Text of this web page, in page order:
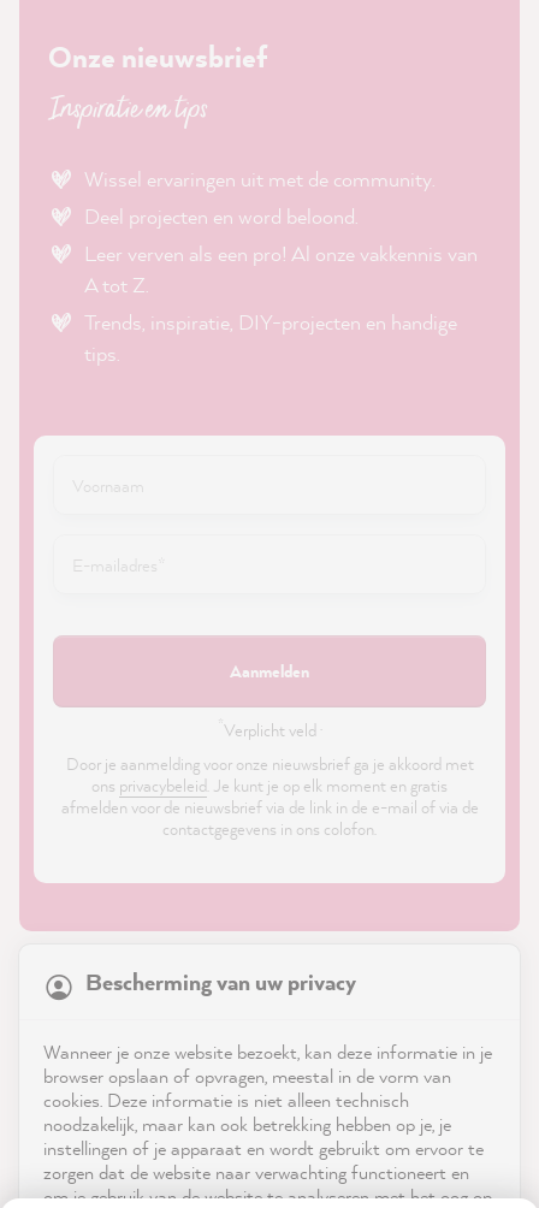
Onze nieuwsbrief
Inspiratie en tips
Wissel ervaringen uit met de community.
Deel projecten en word beloond.
Leer verven als een pro! Al onze vakkennis van
A tot Z.
Trends, inspiratie, DIY-projecten en handige
tips.
Aanmelden
Verplicht veld ·
Door je aanmelding voor onze nieuwsbrief ga je akkoord met
ons privacybeleid. Je kunt je op elk moment en gratis
afmelden voor de nieuwsbrief via de link in de e-mail of via de
contactgegevens in ons colofon.
Service
Neem contact op met
Bescherming van uw privacy
Wanneer je onze website bezoekt, kan deze informatie in je
browser opslaan of opvragen, meestal in de vorm van
cookies. Deze informatie is niet alleen technisch
noodzakelijk, maar kan ook betrekking hebben op je, je
instellingen of je apparaat en wordt gebruikt om ervoor te
zorgen dat de website naar verwachting functioneert en
om je gebruik van de website te analyseren met het oog op
21,863Reviews
reviews-io